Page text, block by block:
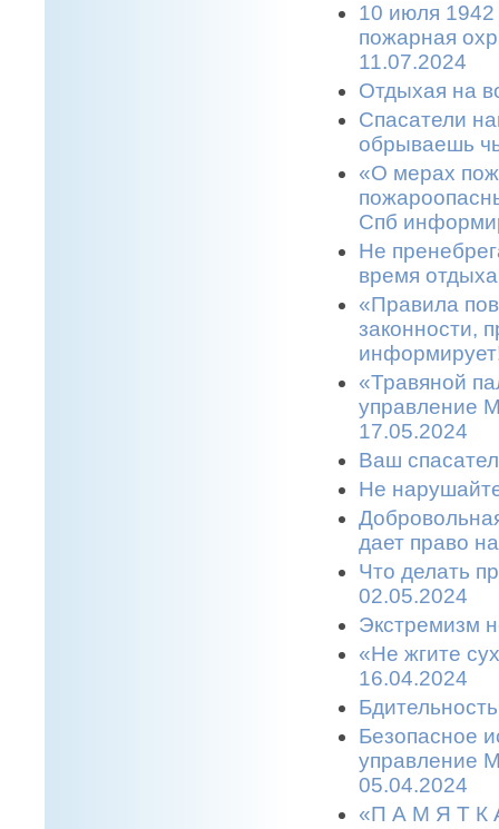
10 июля
пожарная
11.07.2024
Отдыхая на
Спасатели
обрываешь
«О мерах
Спб
Не
время
«Правила
законности,
«Травяной
управление
17.05.2024
Ваш
Не
дает право
Что делать
02.05.2024
Экстремизм
«Не жгите
16.04.2024
Безопасное
управление
05.04.2024
«П А М Я Т